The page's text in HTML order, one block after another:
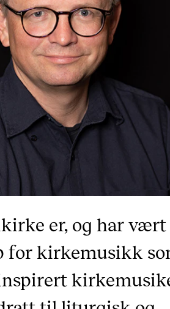
er, og har vært
for kirkemusikk